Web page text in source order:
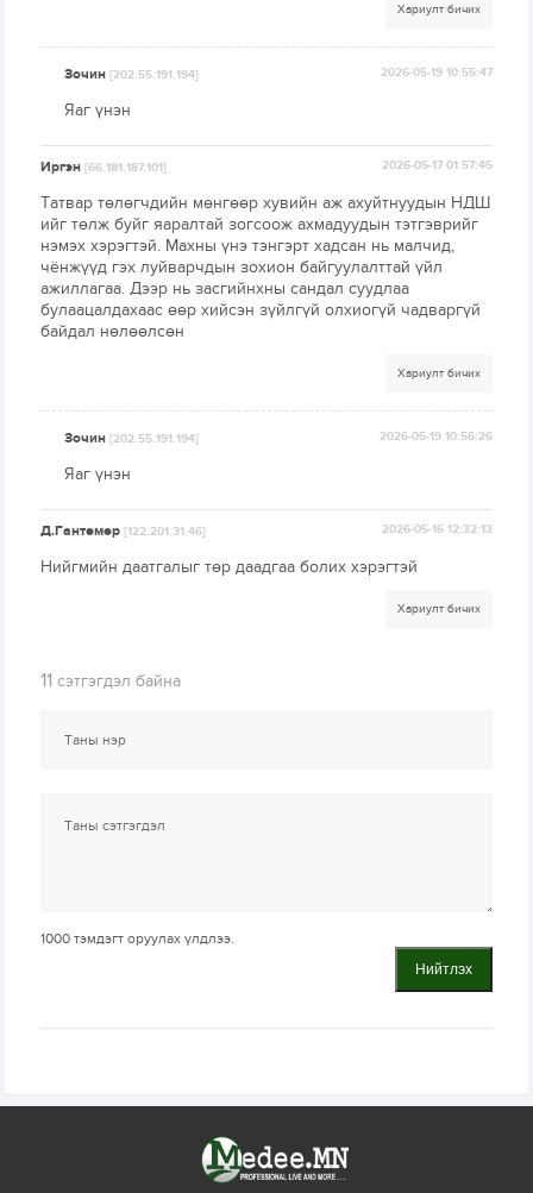
Хариулт бичих
Зочин[202.55.191.194] 2026-05-19 10:55:47
Яаг үнэн
Иргэн[66.181.187.101] 2026-05-17 01:57:45
Татвар төлөгчдийн мөнгөөр хувийн аж ахуйтнуудын НДШ
ийг төлж буйг яаралтай зогсоож ахмадуудын тэтгэврийг
нэмэх хэрэгтэй. Махны үнэ тэнгэрт хадсан нь малчид,
чёнжүүд гэх луйварчдын зохион байгуулалттай үйл
ажиллагаа. Дээр нь засгийнхны сандал суудлаа
булаацалдахаас өөр хийсэн зүйлгүй олхиогүй чадваргүй
байдал нөлөөлсөн
Хариулт бичих
Зочин[202.55.191.194] 2026-05-19 10:56:26
Яаг үнэн
Д.Гантөмөр[122.201.31.46] 2026-05-16 12:32:13
Нийгмийн даатгалыг төр даадгаа болих хэрэгтэй
Хариулт бичих
11 сэтгэгдэл байна
1000 тэмдэгт оруулах үлдлээ.
Нийтлэх